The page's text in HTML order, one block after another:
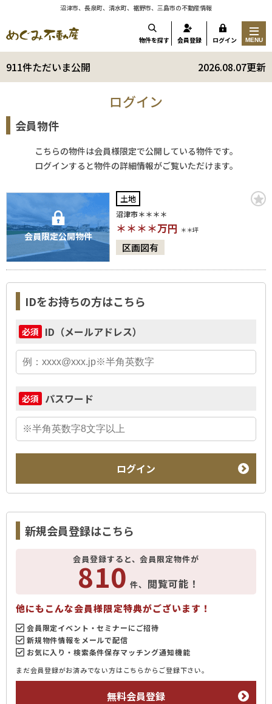
沼津市、長泉町、清水町、裾野市、三島市の不動産情報
911件ただいま公開 2026.08.07更新
物件を探す 会員登録 ログイン MENU
ログイン
会員物件
こちらの物件は会員様限定で公開している物件です。
ログインすると物件の詳細情報がご覧いただけます。
会員限定公開物件
土地
沼津市＊＊＊＊
＊＊＊＊万円 ＊＊坪
区画図有
IDをお持ちの方はこちら
必須 ID（メールアドレス）
必須 パスワード
ログイン
新規会員登録はこちら
会員登録すると、会員限定物件が
810 件、 閲覧可能！
他にもこんな会員様限定特典がございます！
会員限定イベント・セミナーにご招待
新規物件情報をメールで配信
お気に入り・検索条件保存マッチング通知機能
まだ会員登録がお済みでない方はこちらからご登録下さい。
無料会員登録